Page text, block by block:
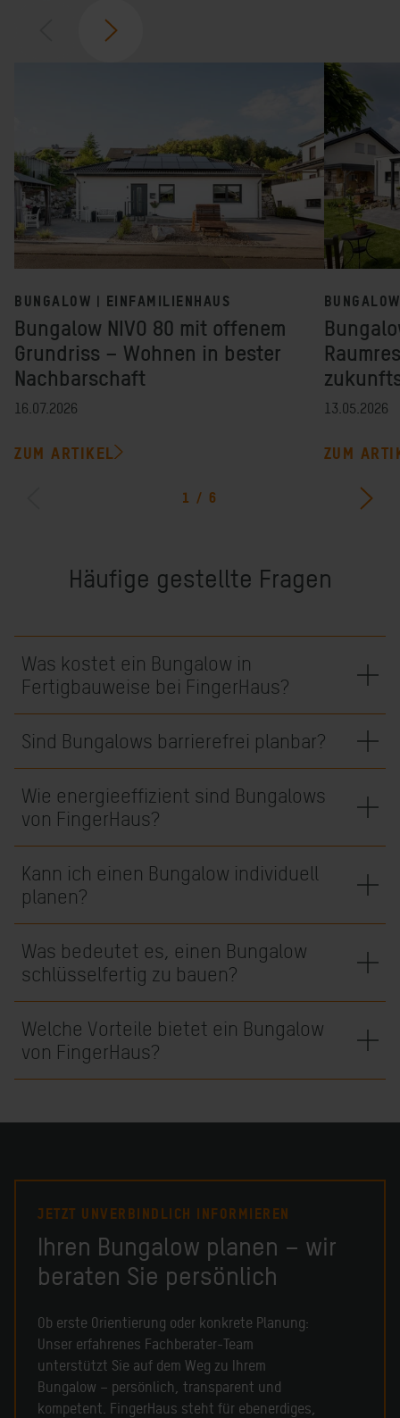
Bungalow NIVO 80 mit offenem
Grundriss – Wohnen in bester
Nachbarschaft
BUNGALOW | EINFAMILIENHAUS
16.07.2026
ZUM ARTIKEL
13.05.2026
ZUM
1 / 6
Häufige gestellte Fragen
Was kostet ein Bungalow in
Fertigbauweise bei FingerHaus?
Sind Bungalows barrierefrei planbar?
Wie energieeffizient sind Bungalows
von FingerHaus?
Kann ich einen Bungalow individuell
planen?
Was bedeutet es, einen Bungalow
schlüsselfertig zu bauen?
Welche Vorteile bietet ein Bungalow
von FingerHaus?
Ihren Bungalow planen – wir
beraten Sie persönlich
JETZT UNVERBINDLICH INFORMIEREN
Ob erste Orientierung oder konkrete Planung:
Unser erfahrenes Fachberater-Team
unterstützt Sie auf dem Weg zu Ihrem
Bungalow – persönlich, transparent und
kompetent. FingerHaus steht für ebenerdiges,